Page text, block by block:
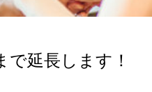
延長します！